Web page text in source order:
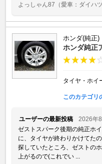
よっしゃん87 （愛車：ダイハ
ホンダ(純正)
ホンダ純正
タイヤ・ホイ
このカテゴリ
ユーザーの最新投稿
2026年
ゼストスパーク後期の純正ホ
に、タイヤが終わりかけてた
探していたところ、ゼストの
上がるので(これでい ...